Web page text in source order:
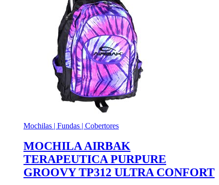
Mochilas | Fundas | Cobertores
MOCHILA AIRBAK
TERAPEUTICA PURPURE
GROOVY TP312 ULTRA CONFORT